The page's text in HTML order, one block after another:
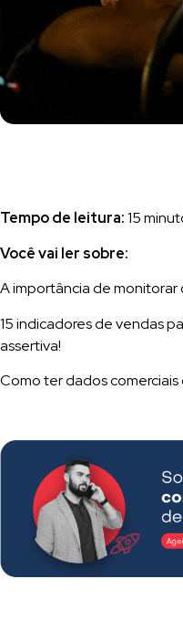
Tempo de leitura:15
Você vai ler sobre:
A importância de monitorar
15 indicadores de vendas
assertiva!
Como ter dados